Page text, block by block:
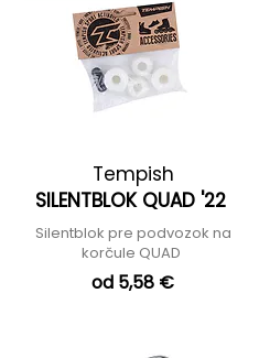
Tempish
SILENTBLOK QUAD '22
Silentblok pre podvozok na
korčule QUAD
od 5,58 €